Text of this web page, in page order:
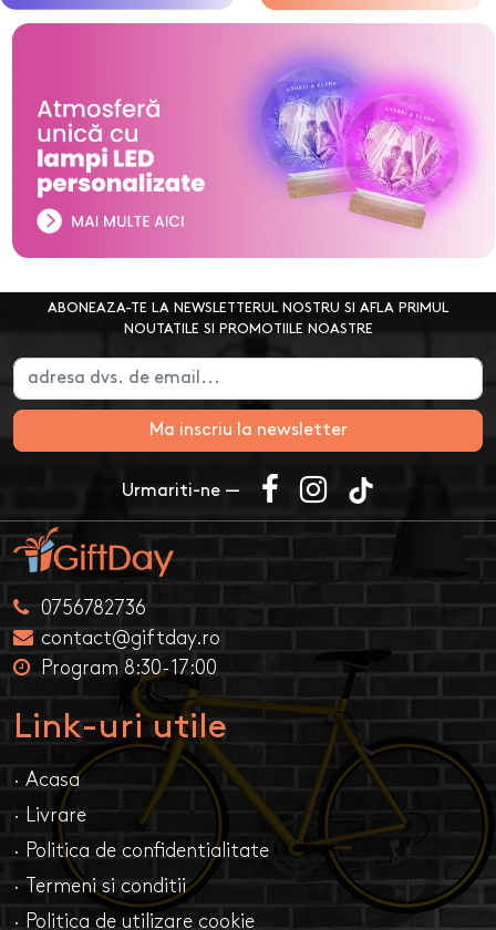
ABONEAZA-TE LA NEWSLETTERUL NOSTRU SI AFLA PRIMUL
NOUTATILE SI PROMOTIILE NOASTRE
Ma inscriu la newsletter
Urmariti-ne —
0756782736
contact@giftday.ro
Program 8:30-17:00
Link-uri utile
· Acasa
· Livrare
· Politica de confidentialitate
· Termeni si conditii
· Politica de utilizare cookie